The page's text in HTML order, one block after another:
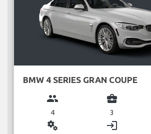
BMW 4 SERIES GRAN COUPE
group
4
business_center
3
miscellaneous_services login